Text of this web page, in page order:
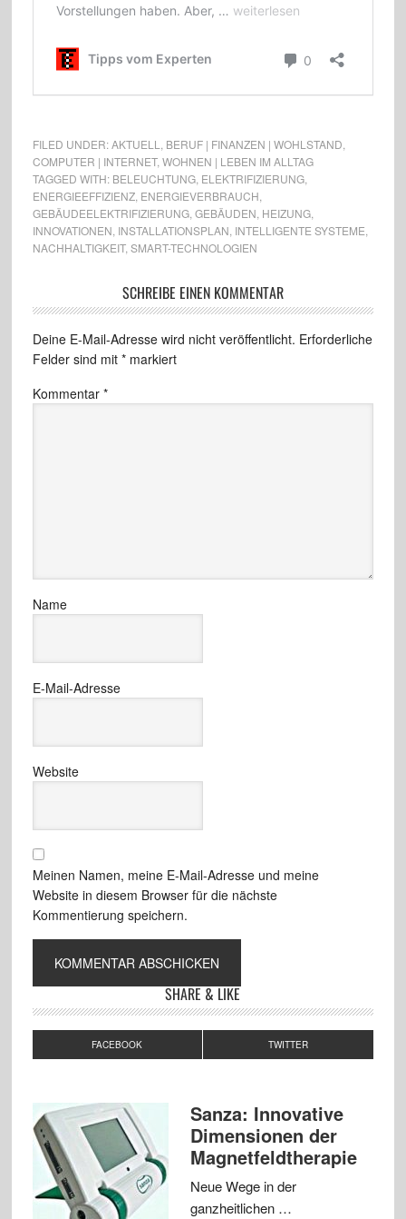
FILED UNDER:AKTUELL BERUF | FINANZEN | WOHLSTAND
COMPUTER | INTERNET, WOHNEN | LEBEN IM ALLTAG
TAGGED WITH: BELEUCHTUNG, ELEKTRIFIZIERUNG,
ENERGIEEFFIZIENZ, ENERGIEVERBRAUCH
GEBÄUDEELEKTRIFIZIERUNG, GEBÄUDEN HEIZUNG,
INNOVATIONEN INSTALLATIONSPLAN INTELLIGENTE SYSTEME
NACHHALTIGKEIT, SMART-TECHNOLOGIEN
SCHREIBE EINEN KOMMENTAR
Deine E-Mail-Adresse wird nicht veröffentlicht. Erforderliche
Felder sind mit *markiert
Kommentar *
Name
E-Mail-Adresse
Website
Meinen Namen, meine E-Mail-Adresse und meine
Website in diesem Browser für die nächste
Kommentierung speichern.
SHARE & LIKE
FACEBOOK TWITTER
Sanza: Innovative
Dimensionen der
Magnetfeldtherapie
Neue Wege in der
ganzheitlichen …